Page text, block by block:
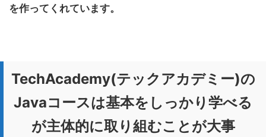
を作ってくれています。
TechAcademy(テックアカデミー)の
Javaコースは基本をしっかり学べる
が主体的に取り組むことが大事